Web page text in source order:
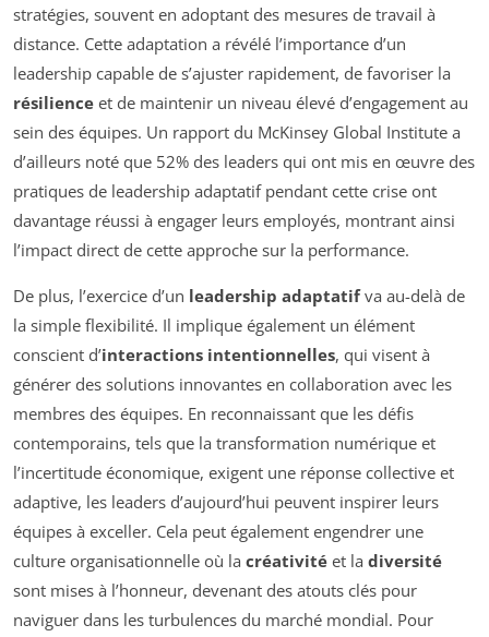
stratégies, souvent en adoptant des mesures de travail à
distance. Cette adaptation a révélé l’importance d’un
leadership capable de s’ajuster rapidement, de favoriser la
résilience et de maintenir un niveau élevé d’engagement au
sein des équipes. Un rapport du McKinsey Global Institute a
d’ailleurs noté que 52% des leaders qui ont mis en œuvre des
pratiques de leadership adaptatif pendant cette crise ont
davantage réussi à engager leurs employés, montrant ainsi
l’impact direct de cette approche sur la performance.
De plus, l’exercice d’un leadership adaptatifva au-delà de
la simple flexibilité. Il implique également un élément
conscient d’interactions intentionnelles, qui visent à
générer des solutions innovantes en collaboration avec les
membres des équipes. En reconnaissant que les défis
contemporains, tels que la transformation numérique et
l’incertitude économique, exigent une réponse collective et
adaptive, les leaders d’aujourd’hui peuvent inspirer leurs
équipes à exceller. Cela peut également engendrer une
culture organisationnelle où la créativité et la diversité
sont mises à l’honneur, devenant des atouts clés pour
naviguer dans les turbulences du marché mondial. Pour